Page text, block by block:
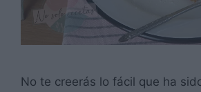
No te creerás lo fácil que ha